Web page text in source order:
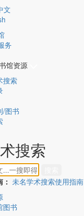
文
务
馆资源
搜索
/图书
搜索
未名学术搜索使用指南
图书